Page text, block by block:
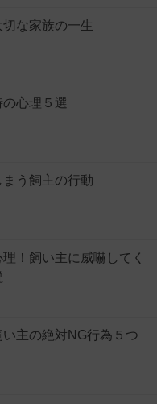
な家族の一生
心理５選
う飼主の行動
！飼い主に威嚇してく
主の絶対NG行為５つ